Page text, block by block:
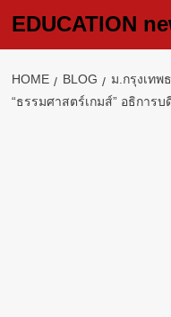
EDUCATION
HOME BLOG
ม.กรุงเทพ
“ธรรมศาสตร์เกมส์” อธิการ